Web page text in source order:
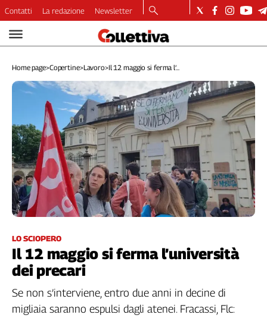
Video
Dirette
Longform
Lavoro
Ambiente
Diritti
Welfare
Italia
Internazionale
Categorie
Filcams
Filctem
Fillea
Contatti La redazione Newsletter
Home page>Copertine>Lavoro>Il 12 maggio si ferma l’...
LO SCIOPERO
Il 12 maggio si ferma l’università
dei precari
Se non s’interviene, entro due anni in decine di
migliaia saranno espulsi dagli atenei. Fracassi, Flc: